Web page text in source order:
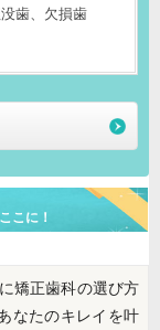
歯、欠損歯
こに！
矯正歯科の選び方
なたのキレイを叶